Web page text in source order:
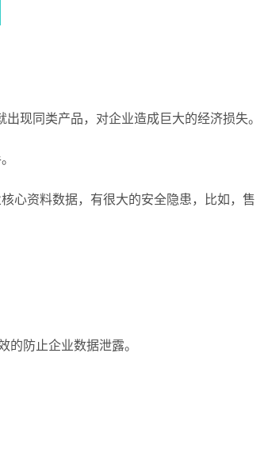
现同类产品，对企业造成巨大的经济损失。
心资料数据，有很大的安全隐患，比如，售
防止企业数据泄露。